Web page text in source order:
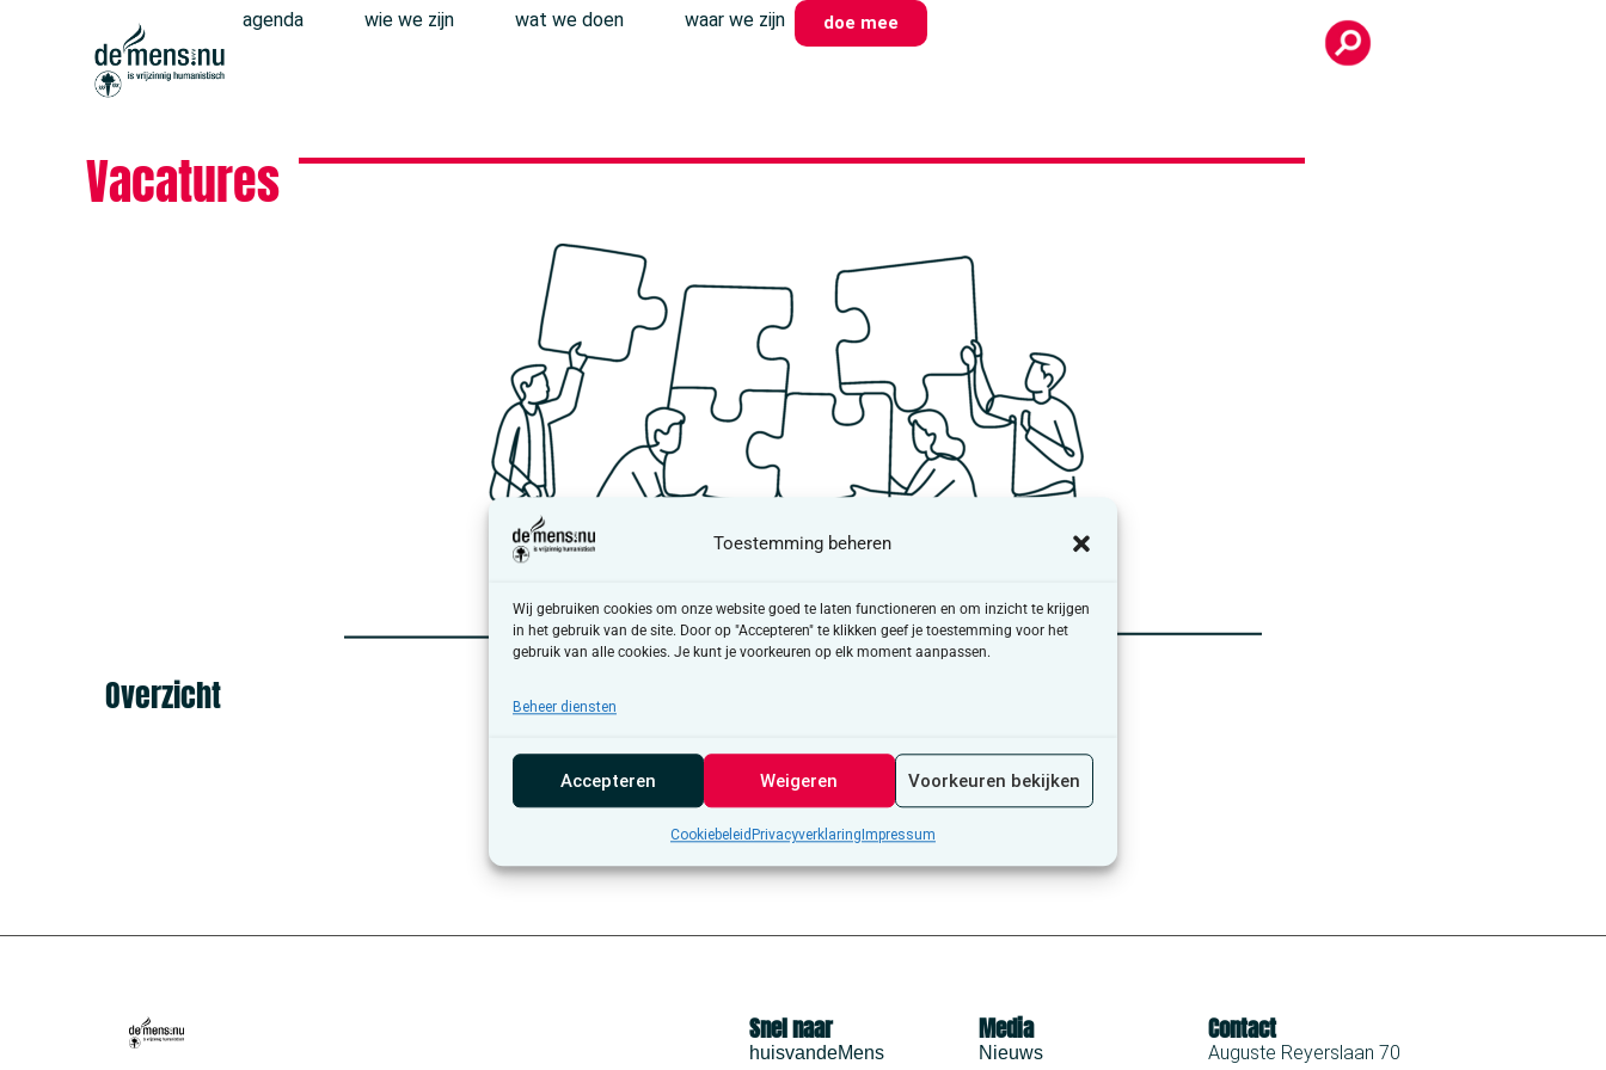
Toestemming beheren
Wij gebruiken cookies om onze website goed te laten functioneren en om inzicht te krijgen
in het gebruik van de site. Door op "Accepteren" te klikken geef je toestemming voor het
gebruik van alle cookies. Je kunt je voorkeuren op elk moment aanpassen.
Beheer diensten
Accepteren Weigeren Voorkeuren bekijken
Cookiebeleid Privacyverklaring Impressum
agenda wie we zijn wat we doen waar we zijn doe mee
Vacatures
Overzicht
Snel naar
huisvandeMens
Media
Nieuws
Contact
Auguste Reyerslaan 70